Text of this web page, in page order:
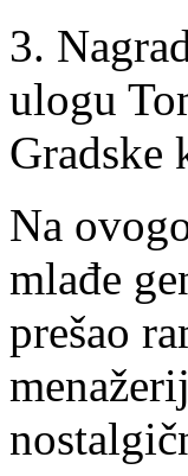
3.
ulogu
Gradske
Na
mlađe
prešao